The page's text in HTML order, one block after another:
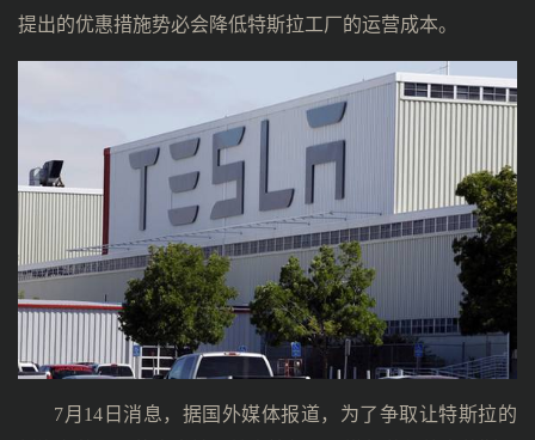
提出的优惠措施势必会降低特斯拉工厂的运营成本。
7月14日消息，据国外媒体报道，为了争取让特斯拉的